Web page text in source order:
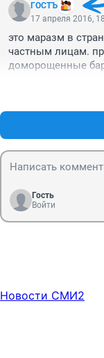
ГОСТЪ
17 апреля 2016,
это маразм в
частным лицам.
доморощенные
Гость
Войти
Новости СМИ2